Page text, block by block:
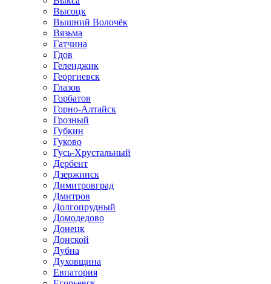
Высоцк
Вышний Волочёк
Вязьма
Гатчина
Гдов
Геленджик
Георгиевск
Глазов
Горбатов
Горно-Алтайск
Грозный
Губкин
Гуково
Гусь-Хрустальный
Дербент
Дзержинск
Димитровград
Дмитров
Долгопрудный
Домодедово
Донецк
Донской
Дубна
Духовщина
Евпатория